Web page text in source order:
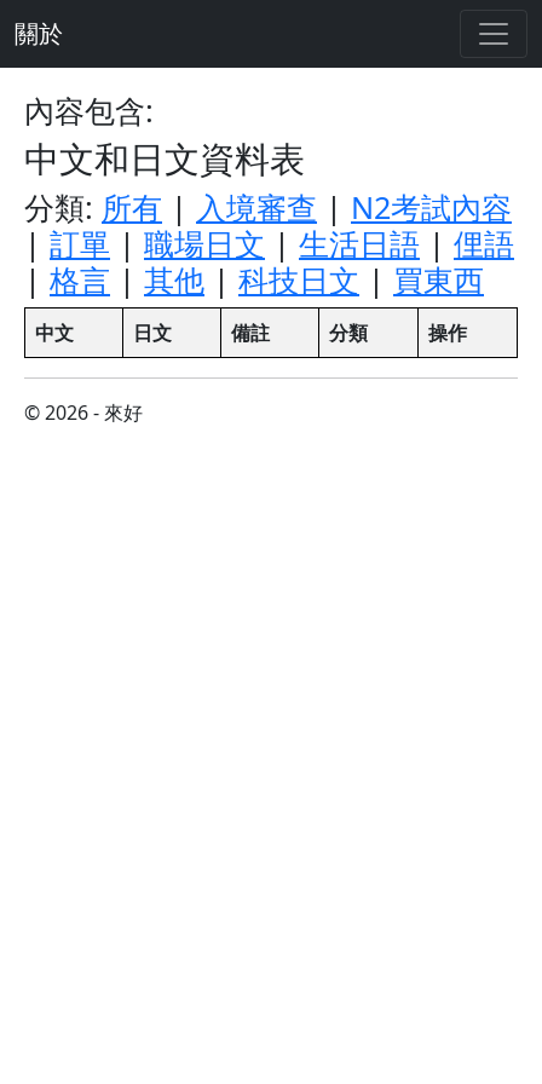
關於
內容包含:
中文和日文資料表
分類: 所有 | 入境審查 | N2考試內容
| 訂單 | 職場日文 | 生活日語 | 俚語
| 格言 | 其他 | 科技日文 | 買東西
中文 日文 備註 分類 操作
© 2026 - 來好